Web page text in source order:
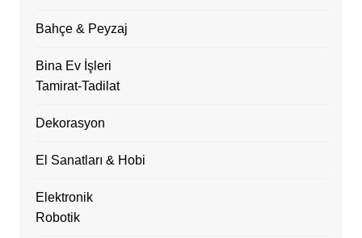
Bahçe & Peyzaj
Bina Ev İşleri
Tamirat-Tadilat
Dekorasyon
El Sanatları & Hobi
Elektronik
Robotik